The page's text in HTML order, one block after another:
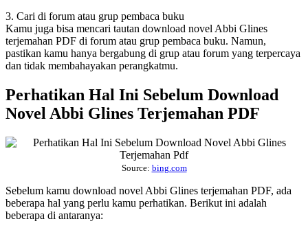
3. Cari di forum atau grup pembaca buku
Kamu juga bisa mencari tautan download novel Abbi Glines
terjemahan PDF di forum atau grup pembaca buku. Namun,
pastikan kamu hanya bergabung di grup atau forum yang terpercaya
dan tidak membahayakan perangkatmu.
Perhatikan Hal Ini Sebelum Download
Novel Abbi Glines Terjemahan PDF
Source: bing.com
Sebelum kamu download novel Abbi Glines terjemahan PDF, ada
beberapa hal yang perlu kamu perhatikan. Berikut ini adalah
beberapa di antaranya: